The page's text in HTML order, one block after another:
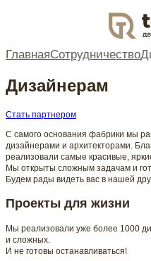
ГлавнаяСотрудничество
Дизайнерам
Стать партнером
С самого основания фабрики мы
дизайнерами и архитекторами.
реализовали самые красивые,
Мы открыты сложным задачам и
Будем рады видеть вас в нашей
Проекты для жизни
Мы реализовали уже более 1000
и сложных.
И не готовы останавливаться!